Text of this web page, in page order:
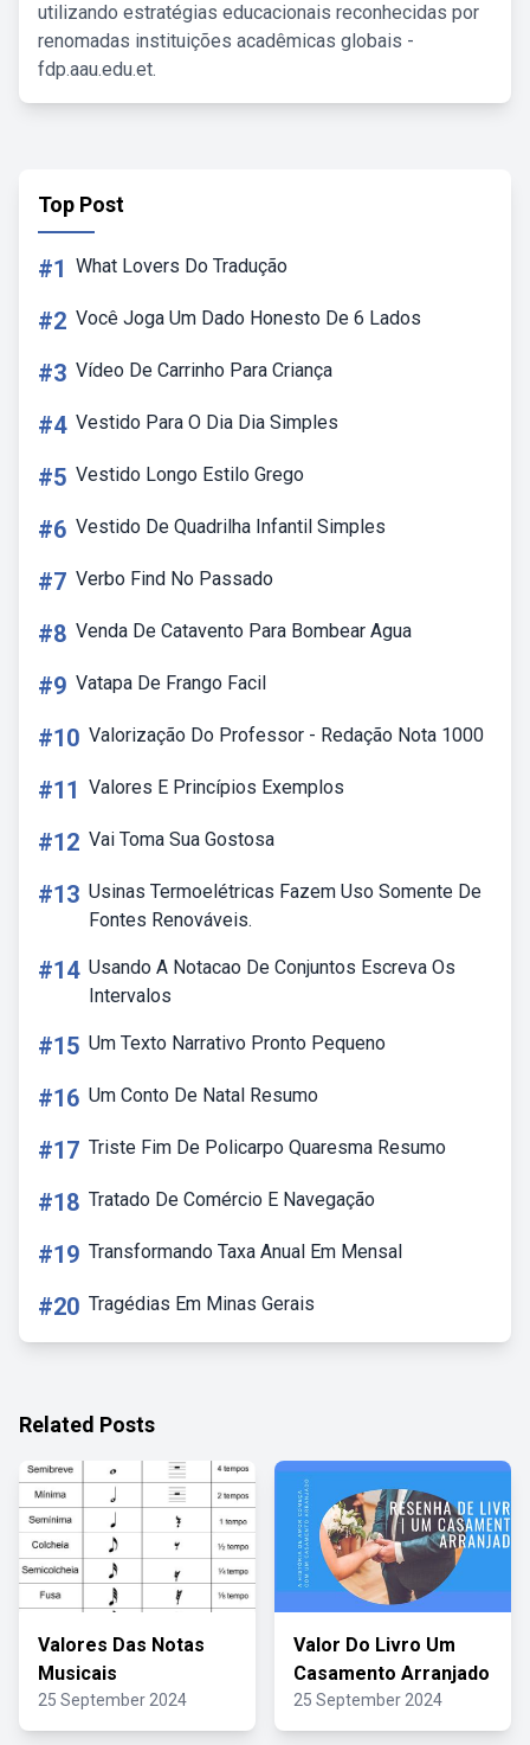
utilizando estratégias educacionais reconhecidas por
renomadas instituições acadêmicas globais -
fdp.aau.edu.et.
Top Post
#1 What Lovers Do Tradução
#2 Você Joga Um Dado Honesto De 6 Lados
#3 Vídeo De Carrinho Para Criança
#4 Vestido Para O Dia Dia Simples
#5 Vestido Longo Estilo Grego
#6 Vestido De Quadrilha Infantil Simples
#7 Verbo Find No Passado
#8 Venda De Catavento Para Bombear Agua
#9 Vatapa De Frango Facil
#10 Valorização Do Professor - Redação Nota 1000
#11 Valores E Princípios Exemplos
#12 Vai Toma Sua Gostosa
#13 Usinas Termoelétricas Fazem Uso Somente De
Fontes Renováveis.
#14 Usando A Notacao De Conjuntos Escreva Os
Intervalos
#15 Um Texto Narrativo Pronto Pequeno
#16 Um Conto De Natal Resumo
#17 Triste Fim De Policarpo Quaresma Resumo
#18 Tratado De Comércio E Navegação
#19 Transformando Taxa Anual Em Mensal
#20 Tragédias Em Minas Gerais
Related Posts
Valores Das Notas
Musicais
25 September 2024
Valor Do Livro Um
Casamento Arranjado
25 September 2024